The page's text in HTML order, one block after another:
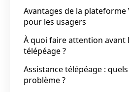
Avantages de la
pour les usagers
À quoi faire attention avant
télépéage ?
Assistance télépéage :
problème ?